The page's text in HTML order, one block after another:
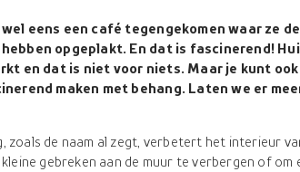
eens een café tegengekomen waar ze
opgeplakt. En dat is fascinerend!
en dat is niet voor niets. Maar je kunt ook
maken met behang. Laten we er
zoals de naam al zegt, verbetert het interieur
gebreken aan de muur te verbergen of om